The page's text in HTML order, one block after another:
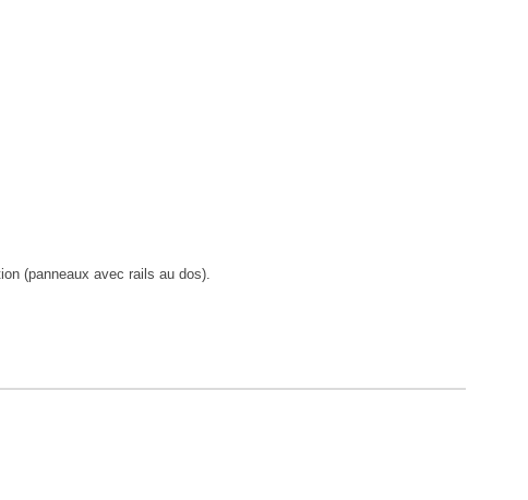
(panneaux avec rails au dos).